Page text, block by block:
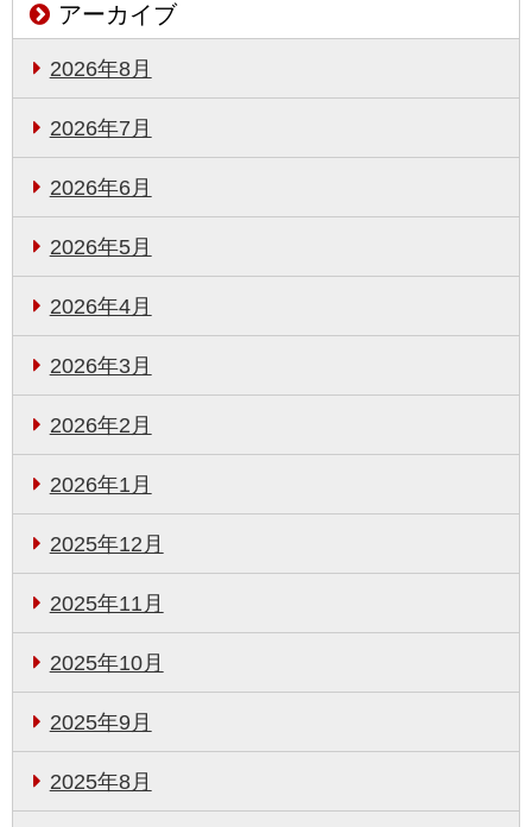
アーカイブ
2026年8月
2026年7月
2026年6月
2026年5月
2026年4月
2026年3月
2026年2月
2026年1月
2025年12月
2025年11月
2025年10月
2025年9月
2025年8月